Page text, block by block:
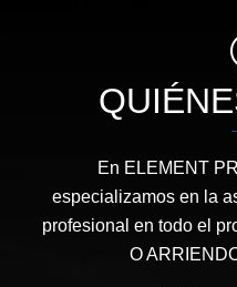
En ELEMENT
especializamos en la
profesional en todo el
O